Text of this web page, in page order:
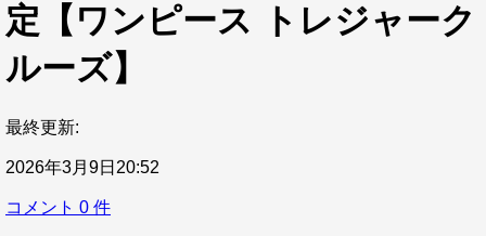
定【ワンピース トレジャーク
ルーズ】
最終更新:
2026年3月9日20:52
コメント 0 件